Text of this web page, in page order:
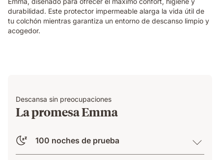
durabilidad. Este protector impermeable alarga la vida útil de
tu colchón mientras garantiza un entorno de descanso limpio y
acogedor.
Descansa sin preocupaciones
La promesa Emma
100 noches de prueba